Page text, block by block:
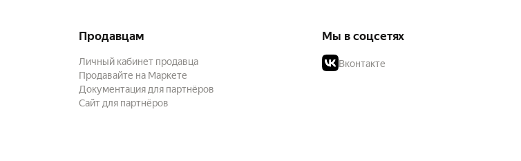
Продавцам
Личный кабинет продавца
Продавайте на Маркете
Документация для партнёров
Сайт для партнёров
Мы в соцсетях
Вконтакте